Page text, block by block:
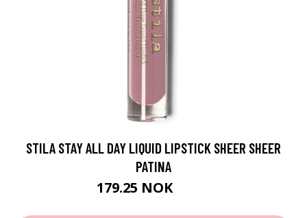
STILA STAY ALL DAY LIQUID LIPSTICK SHEER SHEER
PATINA
179.25 NOK